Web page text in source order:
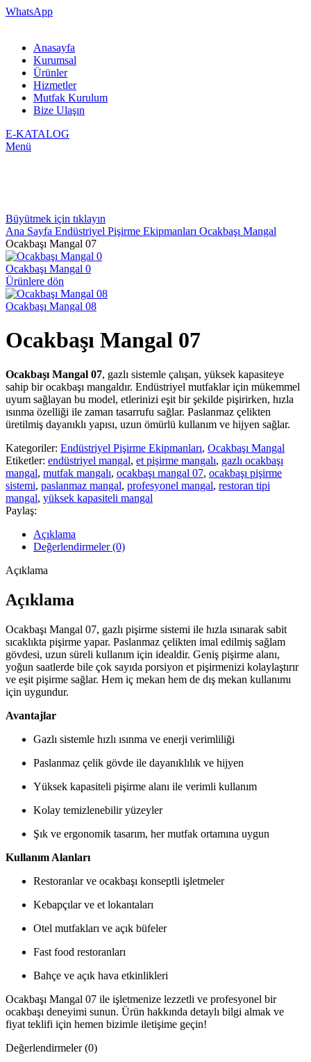
WhatsApp
Anasayfa
Kurumsal
Ürünler
Hizmetler
Mutfak Kurulum
Bize Ulaşın
E-KATALOG
Menü
Büyütmek için tıklayın
Ana Sayfa Endüstriyel Pişirme Ekipmanları Ocakbaşı Mangal
Ocakbaşı Mangal 07
Ocakbaşı Mangal 0
Ürünlere dön
Ocakbaşı Mangal 08
Ocakbaşı Mangal 07
Ocakbaşı Mangal 07, gazlı sistemle çalışan, yüksek kapasiteye
sahip bir ocakbaşı mangaldır. Endüstriyel mutfaklar için mükemmel
uyum sağlayan bu model, etlerinizi eşit bir şekilde pişirirken, hızla
ısınma özelliği ile zaman tasarrufu sağlar. Paslanmaz çelikten
üretilmiş dayanıklı yapısı, uzun ömürlü kullanım ve hijyen sağlar.
Kategoriler: Endüstriyel Pişirme Ekipmanları, Ocakbaşı Mangal
Etiketler: endüstriyel mangal, et pişirme mangalı, gazlı ocakbaşı
mangal, mutfak mangalı, ocakbaşı mangal 07, ocakbaşı pişirme
sistemi, paslanmaz mangal, profesyonel mangal, restoran tipi
mangal, yüksek kapasiteli mangal
Paylaş:
Açıklama
Değerlendirmeler (0)
Açıklama
Açıklama
Ocakbaşı Mangal 07, gazlı pişirme sistemi ile hızla ısınarak sabit
sıcaklıkta pişirme yapar. Paslanmaz çelikten imal edilmiş sağlam
gövdesi, uzun süreli kullanım için idealdir. Geniş pişirme alanı,
yoğun saatlerde bile çok sayıda porsiyon et pişirmenizi kolaylaştırır
ve eşit pişirme sağlar. Hem iç mekan hem de dış mekan kullanımı
için uygundur.
Avantajlar
Gazlı sistemle hızlı ısınma ve enerji verimliliği
Paslanmaz çelik gövde ile dayanıklılık ve hijyen
Yüksek kapasiteli pişirme alanı ile verimli kullanım
Kolay temizlenebilir yüzeyler
Şık ve ergonomik tasarım, her mutfak ortamına uygun
Kullanım Alanları
Restoranlar ve ocakbaşı konseptli işletmeler
Kebapçılar ve et lokantaları
Otel mutfakları ve açık büfeler
Fast food restoranları
Bahçe ve açık hava etkinlikleri
Ocakbaşı Mangal 07 ile işletmenize lezzetli ve profesyonel bir
ocakbaşı deneyimi sunun. Ürün hakkında detaylı bilgi almak ve
fiyat teklifi için hemen bizimle iletişime geçin!
Değerlendirmeler (0)